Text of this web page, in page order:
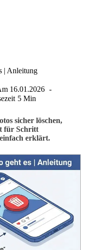
| Anleitung
16.01.2026
5 Min
sicher löschen,
für Schritt
erklärt.